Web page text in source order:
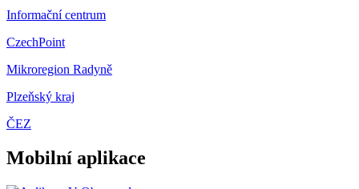
Informační centrum
CzechPoint
Mikroregion Radyně
Plzeňský kraj
ČEZ
Mobilní aplikace